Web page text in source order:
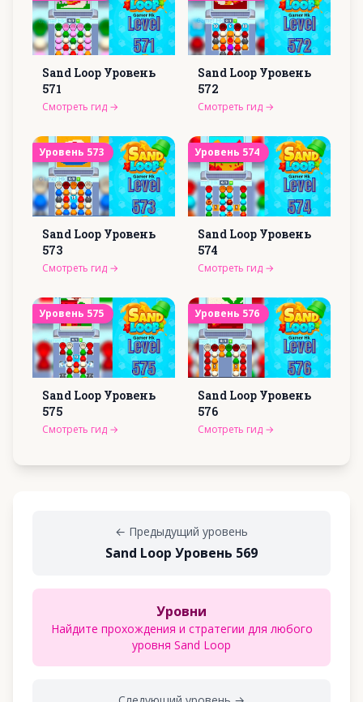
Sand Loop Уровень
571
Смотреть гид →
Sand Loop Уровень
572
Смотреть гид →
Уровень 573
Sand Loop Уровень
573
Смотреть гид →
Уровень 574
Sand Loop Уровень
574
Смотреть гид →
Уровень 575
Sand Loop Уровень
575
Смотреть гид →
Уровень 576
Sand Loop Уровень
576
Смотреть гид →
← Предыдущий уровень
Sand Loop Уровень 569
Уровни
Найдите прохождения и стратегии для любого
уровня Sand Loop